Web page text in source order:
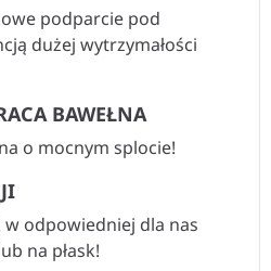
podparcie pod
dużej wytrzymałości
BAWEŁNA
o mocnym splocie!
odpowiedniej dla nas
na płask!